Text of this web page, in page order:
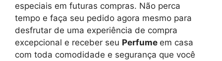
especiais em futuras compras. Não perca
tempo e faça seu pedido agora mesmo para
desfrutar de uma experiência de compra
excepcional e receber seu Perfume em casa
com toda comodidade e segurança que você